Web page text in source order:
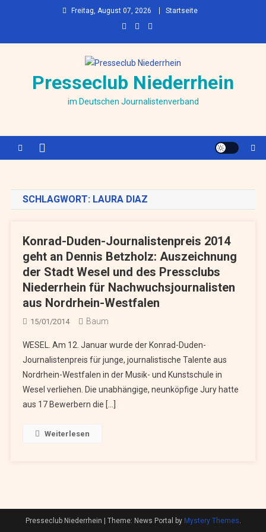
Freitag, August 07, 2026 Startseite
Presseclub Niederrhein
im Deutschen Journalistenverband
SCHLAGWORT: LAURA DIAZ
Konrad-Duden-Journalistenpreis 2014
geht an Dennis Betzholz: Auszeichnung
der Stadt Wesel und des Pressclubs
Niederrhein für Nachwuchsjournalisten
aus Nordrhein-Westfalen
15/01/2014 Baum
WESEL. Am 12. Januar wurde der Konrad-Duden-
Journalistenpreis für junge, journalistische Talente aus
Nordrhein-Westfalen in der Musik- und Kunstschule in
Wesel verliehen. Die unabhängige, neunköpfige Jury hatte
aus 17 Bewerbern die […]
Weiterlesen
Presseclub Niederrhein | Theme: News Portal by Mystery Themes